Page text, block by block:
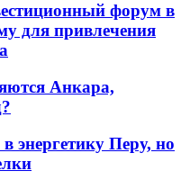
форум в
для привлечения
Анкара,
энергетику Перу, но